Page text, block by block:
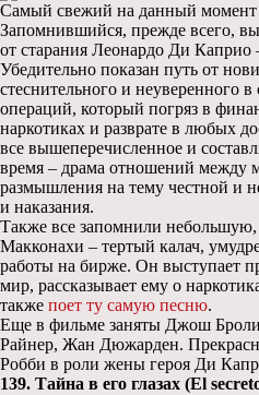
Самый свежий на данный момент
Запомнившийся, прежде всего,
от старания Леонардо Ди Каприо
Убедительно показан путь от
стеснительного и неуверенного
операций, который погряз в
наркотиках и разврате в любых
все вышеперечисленное и
время – драма отношений
размышления на тему честной и
и наказания.
Также все запомнили
Макконахи – тертый калач,
работы на бирже. Он выступает
мир, рассказывает ему о
также поет ту самую песню.
Еще в фильме заняты Джош
Райнер, Жан Дюжарден.
Робби в роли жены героя Ди
139. Тайна в его глазах (El